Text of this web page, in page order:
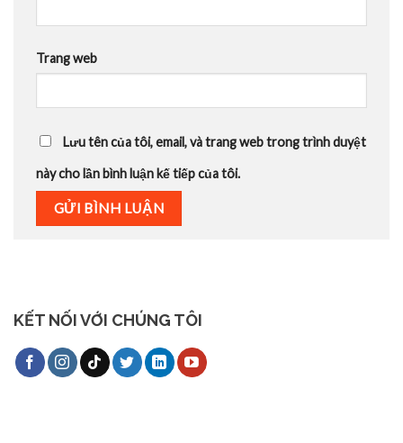
Trang web
Lưu tên của tôi, email, và trang web trong trình duyệt
này cho lần bình luận kế tiếp của tôi.
KẾT NỐI VỚI CHÚNG TÔI